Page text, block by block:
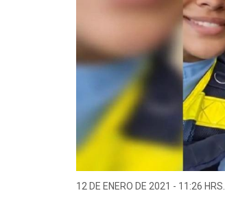
12 DE ENERO DE 2021 - 11:26 HRS.